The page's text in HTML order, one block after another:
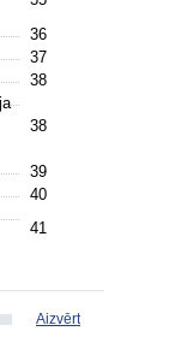
36
37
38
38
39
40
41
Aizvērt